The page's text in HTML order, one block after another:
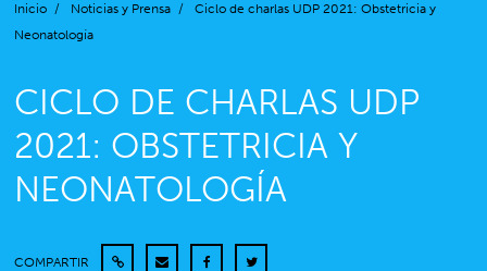
Inicio / Noticias y Prensa /
Ciclo de charlas UDP 2021: Obstetricia y
Neonatología
CICLO DE CHARLAS UDP
2021: OBSTETRICIA Y
NEONATOLOGÍA
COMPARTIR